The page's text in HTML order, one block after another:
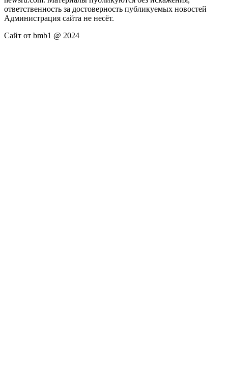
ответственность за достоверность публикуемых новостей
Администрация сайта не несёт.
Сайт от bmb1 @ 2024